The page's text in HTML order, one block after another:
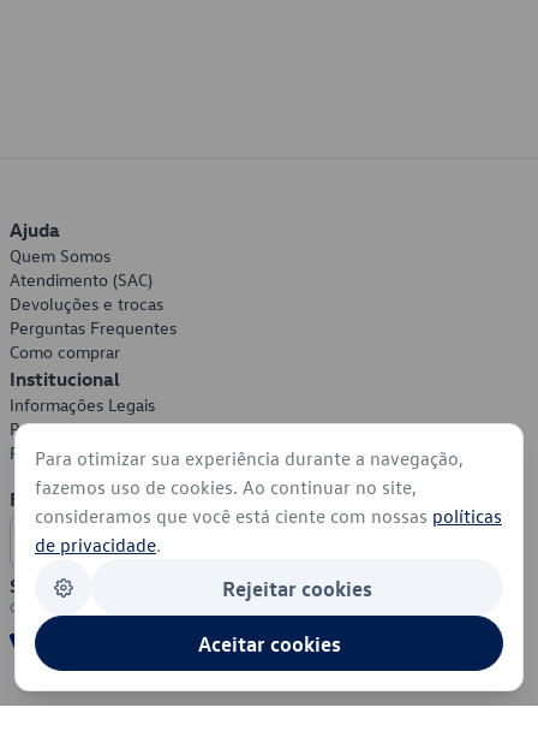
Ajuda
Quem Somos
Atendimento (SAC)
Devoluções e trocas
Perguntas Frequentes
Como comprar
Institucional
Informações Legais
Política de Privacidade
Política de Cookies
Formas de Pagamento
Segurança
Para otimizar sua experiência durante a navegação,
fazemos uso de cookies. Ao continuar no site,
consideramos que você está ciente com nossas políticas
de privacidade.
Rejeitar cookies
Aceitar cookies